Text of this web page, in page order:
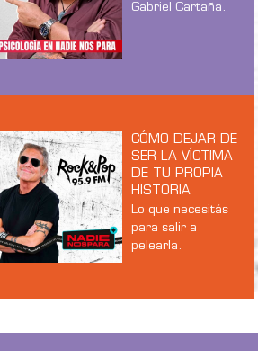
Gabriel Cartaña.
CÓMO DEJAR DE
SER LA VÍCTIMA
DE TU PROPIA
HISTORIA
Lo que necesitás
para salir a
pelearla.